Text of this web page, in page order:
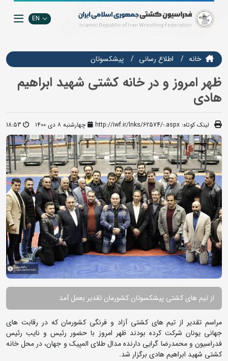
EN
خانه اطلاع رسانی پیشکسوتان
ظهر امروز و در خانه کشتی شهید ابراهیم
هادی
لینک کوتاه: http://iwf.ir/lnks/62574/-.aspx چهارشنبه ۸ دی ۱۴۰۰ 18:53
از تیم های کشتی پیشکسوتان کشورمان تقدیر بعمل آمد
مراسم تقدیر از تیم های کشتی آزاد و فرنگی کشورمان که در رقابت های
جهانی یونان شرکت کرده بودند ظهر امروز با حضور رئیس و نایب رئیس
فدراسیون و محمدرضا گرایی دارنده مدال طلای المپیک و جهان، در محل خانه
کشتی شهید ابراهیم هادی برگزار شد.